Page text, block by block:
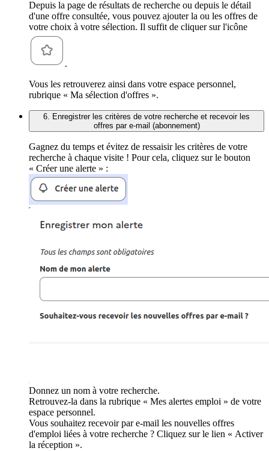
Depuis la page de résultats de recherche ou depuis le détail
d'une offre consultée, vous pouvez ajouter la ou les offres de
votre choix à votre sélection. Il suffit de cliquer sur l'icône
.
Vous les retrouverez ainsi dans votre espace personnel,
rubrique « Ma sélection d'offres ».
6. Enregistrer les critères de votre recherche et recevoir les
offres par e-mail (abonnement)
Gagnez du temps et évitez de ressaisir les critères de votre
recherche à chaque visite ! Pour cela, cliquez sur le bouton
« Créer une alerte » :
Donnez un nom à votre recherche.
Retrouvez-la dans la rubrique « Mes alertes emploi » de votre
espace personnel.
Vous souhaitez recevoir par e-mail les nouvelles offres
d'emploi liées à votre recherche ? Cliquez sur le lien « Activer
la réception ».